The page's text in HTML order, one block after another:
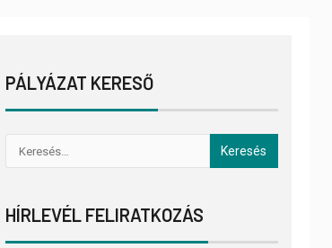
PÁLYÁZAT KERESŐ
HÍRLEVÉL FELIRATKOZÁS